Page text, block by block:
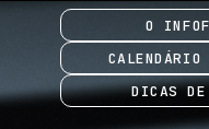
O
DICAS